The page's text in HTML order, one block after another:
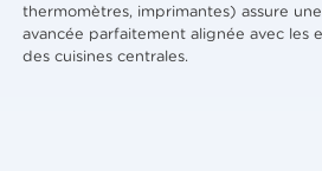
thermomètres, imprimantes) assure
avancée parfaitement alignée avec les
des cuisines centrales.